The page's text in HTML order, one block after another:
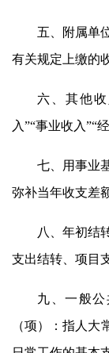
五、附属单
有关规定上缴的
六、其他
入”“事业收入”“
七、用事业
弥补当年收支差
八、年初结
支出结转、项目
九、一般
（项）：指人